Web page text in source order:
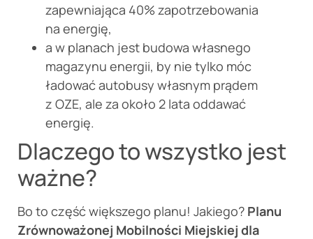
zapewniająca 40% zapotrzebowania
na energię,
a w planach jest budowa własnego
magazynu energii, by nie tylko móc
ładować autobusy własnym prądem
z OZE, ale za około 2 lata oddawać
energię.
Dlaczego to wszystko jest
ważne?
Bo to część większego planu! Jakiego? Planu
Zrównoważonej Mobilności Miejskiej dla